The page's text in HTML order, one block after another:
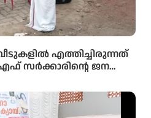
എത്തിച്ചിരുന്നത്
ജന
വിതരണക്കാരുടെയും